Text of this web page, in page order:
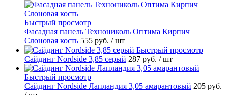
Быстрый просмотр
Фасадная панель Технониколь Оптима Кирпич
Слоновая кость 555 руб. / шт
Быстрый просмотр
Сайдинг Nordside 3,85 серый 287 руб. / шт
Быстрый просмотр
Сайдинг Nordside Лапландия 3,05 амарантовый 205 руб.